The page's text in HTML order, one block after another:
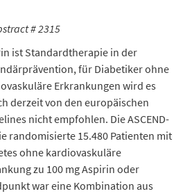
# 2315
ist Standardtherapie in der
für Diabetiker ohne
Erkrankungen wird es
derzeit von den europäischen
nicht empfohlen. Die ASCEND-
randomisierte 15.480 Patienten mit
ohne kardiovaskuläre
zu 100 mg Aspirin oder
war eine Kombination aus